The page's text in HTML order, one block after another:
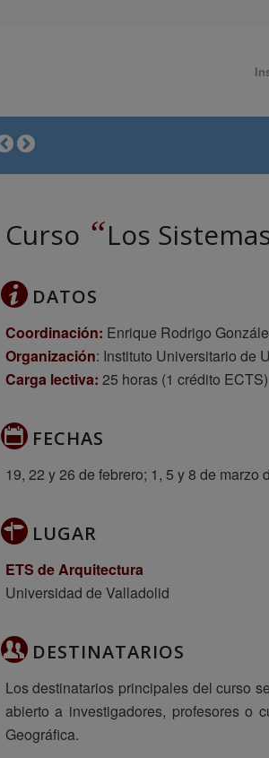
Curso “Los
DATOS
Coordinación: Enrique Rodrigo
Organización: Instituto Universitario de
Carga lectiva: 25 horas (1 crédito ECTS)
FECHAS
19, 22 y 26 de febrero; 1, 5 y 8 de marzo
LUGAR
ETS de Arquitectura
Universidad de Valladolid
DESTINATARIOS
Los destinatarios principales del curso
abierto a investigadores, profesores o
Geográfica.